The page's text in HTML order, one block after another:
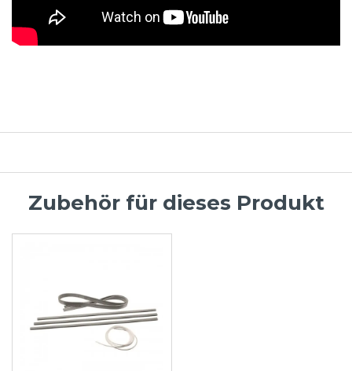
Zubehör für dieses Produkt